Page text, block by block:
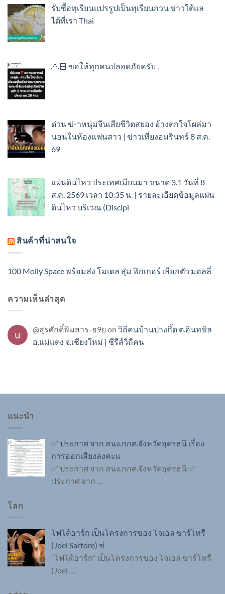
รับซื้อทุเรียนแปรรูปเป็นทุเรียนกวน ข่าวใต้แล
ได้ที่เรา Thai
🙏🏻 ขอให้ทุกคนปลอดภัยครับ .
ด่วน ฆ่-าหนุ่มจีนเสียชีวิตสยอง อ้างตกใจโผล่มา
นอนในห้องแฟนสาว | ข่าวเที่ยงอมรินทร์ 8 ส.ค.
69
แผ่นดินไหว ประเทศเมียนมา ขนาด 3.1 วันที่ 8
ส.ค. 2569 เวลา 10:35 น. | รายละเอียดข้อมูลแผ่น
ดินไหว บริเวณ (Discipl
สินค้าที่น่าสนใจ
100 Molly Space พร้อมส่ง โมเดล สุ่ม ฟิกเกอร์ เลือกตัว มอลลี่
ความเห็นล่าสุด
@สุรศักดิ์พิมสาร-ธ9ย on วิถีคนบ้านปางกึ้ด ต.อินทขิล
อ.แม่แตง จ.เชียงใหม่ | ซีรีส์วิถีคน
แนะนำ
✅ ประกาศ จาก สนง.กกต.จังหวัดอุดรธนี เรื่อง
การออกเสียงลงคะแ
✅ ประกาศ จาก สนง.กกต.จังหวัดอุดรธนี ✅
ประกาศ จาก
โลก
โฟโต้อาร์ก เป็นโครงการของ โจเอล ซาร์โทรี
(Joel Sartore) ช่
“โฟโต้อาร์ก” เป็นโครงการของ โจเอล ซาร์โทรี
(Joel …